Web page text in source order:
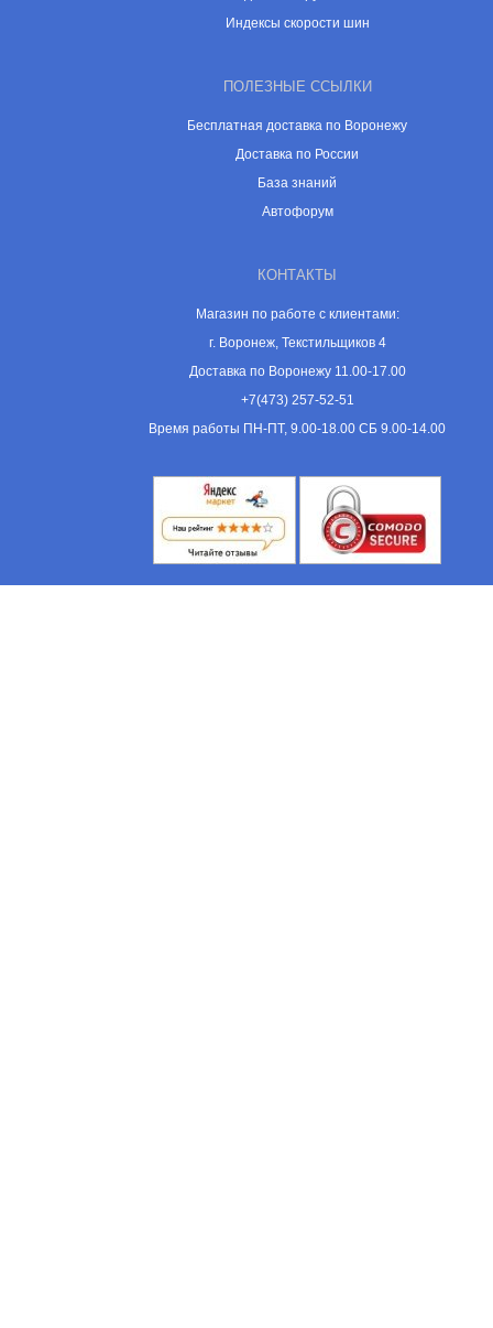
Индексы скорости шин
ПОЛЕЗНЫЕ ССЫЛКИ
Бесплатная доставка по Воронежу
Доставка по России
База знаний
Автофорум
КОНТАКТЫ
Магазин по работе с клиентами:
г. Воронеж, Текстильщиков 4
Доставка по Воронежу 11.00-17.00
+7(473) 257-52-51
Время работы ПН-ПТ, 9.00-18.00 СБ 9.00-14.00